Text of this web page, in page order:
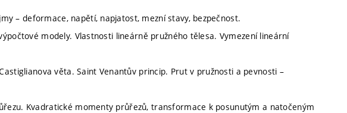
– deformace, napětí, napjatost, mezní stavy, bezpečnost.
modely. Vlastnosti lineárně pružného tělesa. Vymezení lineární
věta. Saint Venantův princip. Prut v pružnosti a pevnosti –
Kvadratické momenty průřezů, transformace k posunutým a natočeným